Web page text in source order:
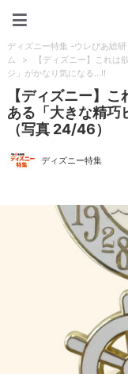
ディズニー特集 -ウレぴあ総研
ム
>
【ディズニー】これ
ジ」がかなり気になる…!!
【ディズニー】
ある「大きな精
（写真 24/46）
ディズニー特集